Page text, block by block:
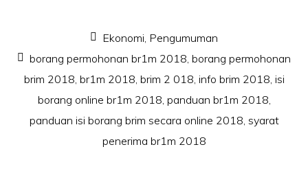
Ekonomi, Pengumuman
borang permohonan br1m 2018, borang permohonan
brim 2018, br1m 2018, brim 2 018, info brim 2018, isi
borang online br1m 2018, panduan br1m 2018,
panduan isi borang brim secara online 2018, syarat
penerima br1m 2018